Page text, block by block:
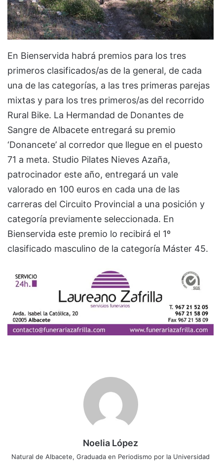
En Bienservida habrá premios para los tres
primeros clasificados/as de la general, de cada
una de las categorías, a las tres primeras parejas
mixtas y para los tres primeros/as del recorrido
Rural Bike. La Hermandad de Donantes de
Sangre de Albacete entregará su premio
‘Donancete’ al corredor que llegue en el puesto
71 a meta. Studio Pilates Nieves Azaña,
patrocinador este año, entregará un vale
valorado en 100 euros en cada una de las
carreras del Circuito Provincial a una posición y
categoría previamente seleccionada. En
Bienservida este premio lo recibirá el 1º
clasificado masculino de la categoría Máster 45.
Noelia López
Natural de Albacete, Graduada en Periodismo por la Universidad